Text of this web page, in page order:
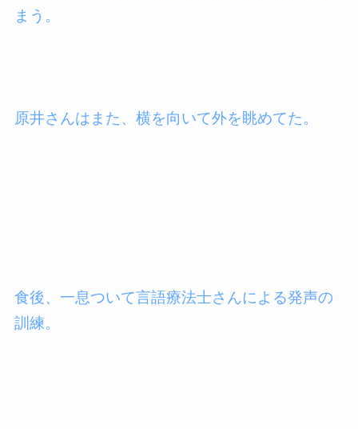
まう。
原井さんはまた、横を向いて外を眺めてた。
食後、一息ついて言語療法士さんによる発声の
訓練。